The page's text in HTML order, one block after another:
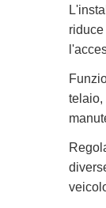
telaio,